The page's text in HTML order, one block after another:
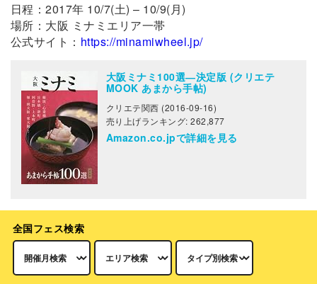
日程：2017年 10/7(土) – 10/9(月)
場所：大阪 ミナミエリア一帯
公式サイト： https://minamiwheel.jp/
大阪ミナミ100選―決定版 (クリエテ
MOOK あまから手帖)
クリエテ関西 (2016-09-16)
売り上げランキング: 262,877
Amazon.co.jpで詳細を見る
全国フェス検索